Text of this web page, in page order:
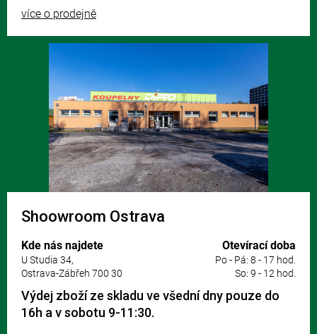
více o prodejně
Shoowroom Ostrava
Kde nás najdete
U Studia 34,
Ostrava-Zábřeh 700 30
Otevírací doba
Po - Pá: 8 - 17 hod.
So: 9 - 12 hod.
Výdej zboží ze skladu ve všední dny pouze do
16h a v sobotu 9-11:30.